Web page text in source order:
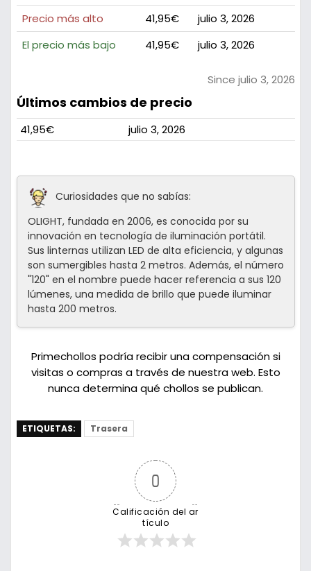
Precio más alto
41,95€
julio 3, 2026
El precio más bajo
41,95€ julio 3, 2026
Since julio 3, 2026
Últimos cambios de precio
41,95€ julio 3, 2026
Curiosidades que no sabías:
OLIGHT, fundada en 2006, es conocida por su
innovación en tecnología de iluminación portátil.
Sus linternas utilizan LED de alta eficiencia, y algunas
son sumergibles hasta 2 metros. Además, el número
"120" en el nombre puede hacer referencia a sus 120
lúmenes, una medida de brillo que puede iluminar
hasta 200 metros.
Primechollos podría recibir una compensación si
visitas o compras a través de nuestra web. Esto
nunca determina qué chollos se publican.
ETIQUETAS: Trasera
0
Calificación del ar
tículo